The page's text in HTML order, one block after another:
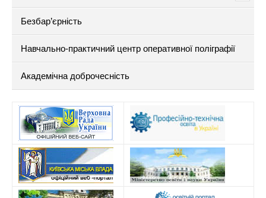
Безбар’єрність
Навчально-практичний центр оперативної поліграфії
Академічна доброчесність